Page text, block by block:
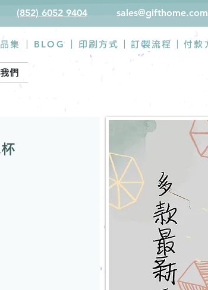
(852) 6052 9404
集 BLOG 印刷方式 |訂製流程 付款
們